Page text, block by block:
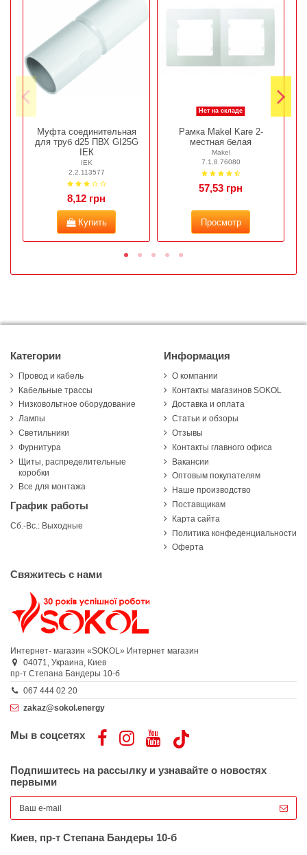
Муфта соединительная
для труб d25 ПВХ GI25G
ІЕК
IEK
2.2.113577
8,12 грн
Купить
Нет на складе
Рамка Makel Kare 2-
местная белая
Makel
7.1.8.76080
57,53 грн
Просмотр
Категории
Провод и кабель
Кабельные трассы
Низковольтное оборудование
Лампы
Светильники
Фурнитура
Щиты, распределительные
коробки
Все для монтажа
График работы
Сб.-Вс.: Выходные
Информация
О компании
Контакты магазинов SOKOL
Доставка и оплата
Статьи и обзоры
Отзывы
Контакты главного офиса
Вакансии
Оптовым покупателям
Наше производство
Поставщикам
Карта сайта
Политика конфеденциальности
Оферта
Свяжитесь с нами
Интернет- магазин «SOKOL» Интернет магазин
04071, Украина, Киев
пр-т Степана Бандеры 10-б
067 444 02 20
zakaz@sokol.energy
Мы в соцсетях
Подпишитесь на рассылку и узнавайте о новостях
первыми
Киев, пр-т Степана Бандеры 10-б